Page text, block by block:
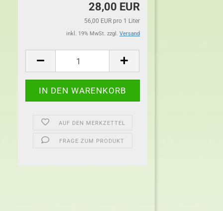
28,00 EUR
56,00 EUR pro 1 Liter
inkl. 19% MwSt. zzgl. Versand
AUF DEN MERKZETTEL
FRAGE ZUM PRODUKT